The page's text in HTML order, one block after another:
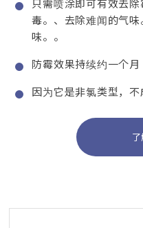
只需喷涂即可有效去
毒。、去除难闻的气
味。。
防霉效果持续约一个
因为它是非氯类型，不